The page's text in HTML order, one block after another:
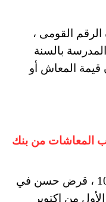
القومى ،
بالسنة
قيمة المعاش أو
المعاشات من بنك
كما يقدم بنك ناصر الاجتماعي 1000 ، قرض حسن في
من اكتوبر